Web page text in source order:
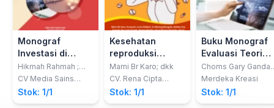
Monograf
Investasi di
Kalangan
Mahasiswa
(Perspektif
Literasi
Hikmah Rahmah ;
Apriani Riyanti ; Nur
CV Media Sains
Indonesia
Stok: 1/1
Kesehatan
reproduksi
remaja dan
napza
Marni Br Karo; dkk
CV. Rena Cipta
Mandiri
Stok: 1/1
Buku Monograf
Evaluasi Teori
dan Model
Choms Gary Ganda
Tua Sibarani; Jabal
Umar
Merdeka Kreasi
Stok: 1/1